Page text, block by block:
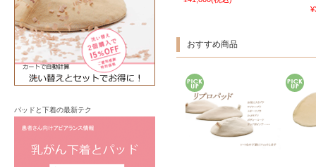
おすすめ商品
パッドと下着の最新テク